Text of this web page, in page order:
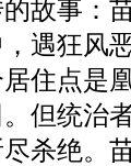
故事：
遇狂风
住点是
但统治
杀绝。